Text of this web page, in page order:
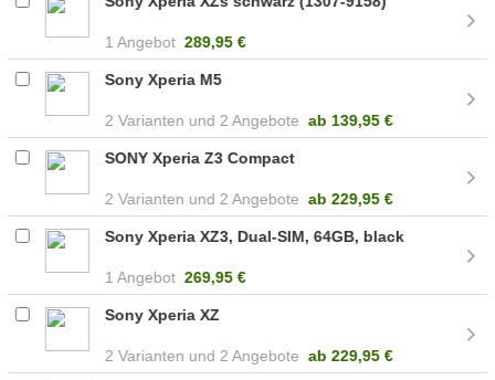
1 Angebot 289,95 €
Sony Xperia M5
2 2 Angebote ab 139,95 €
SONY Xperia Z3 Compact
2 2 Angebote ab 229,95 €
Sony Xperia XZ3, Dual-SIM, 64GB, black
1 Angebot 269,95 €
Sony Xperia XZ
2 2 Angebote ab 229,95 €